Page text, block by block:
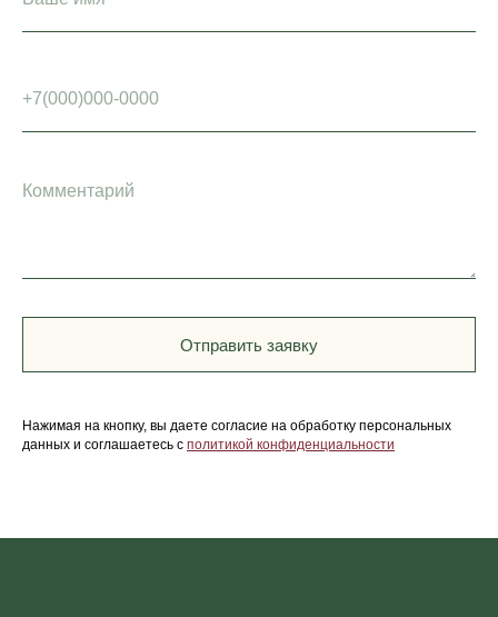
Отправить заявку
Нажимая на кнопку, вы даете согласие на обработку персональных
данных и соглашаетесь c политикой конфиденциальности